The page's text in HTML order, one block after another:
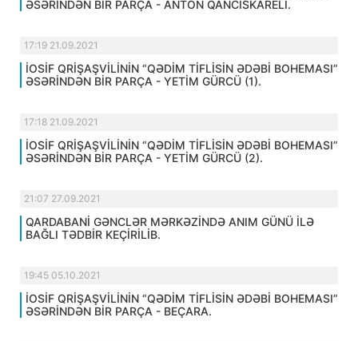
ƏSƏRİNDƏN BİR PARÇA - ANTON QANCİSKARELİ.
17:19 21.09.2021
İOSİF QRİŞAŞVİLİNİN “QƏDİM TİFLİSİN ƏDƏBİ BOHEMASI”
ƏSƏRİNDƏN BİR PARÇA - YETİM GÜRCÜ (1).
17:18 21.09.2021
İOSİF QRİŞAŞVİLİNİN “QƏDİM TİFLİSİN ƏDƏBİ BOHEMASI”
ƏSƏRİNDƏN BİR PARÇA - YETİM GÜRCÜ (2).
21:07 27.09.2021
QARDABANİ GƏNCLƏR MƏRKƏZİNDƏ ANIM GÜNÜ İLƏ
BAĞLI TƏDBİR KEÇİRİLİB.
19:45 05.10.2021
İOSİF QRİŞAŞVİLİNİN “QƏDİM TİFLİSİN ƏDƏBİ BOHEMASI”
ƏSƏRİNDƏN BİR PARÇA - BEÇARA.